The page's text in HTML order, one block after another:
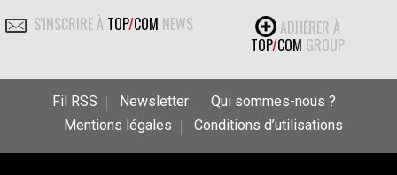
S'INSCRIRE À TOP/COM NEWS
ADHÉRER À
TOP/COM GROUP
Fil RSS Newsletter
Qui sommes-nous ?
Mentions légales
Conditions d’utilisations